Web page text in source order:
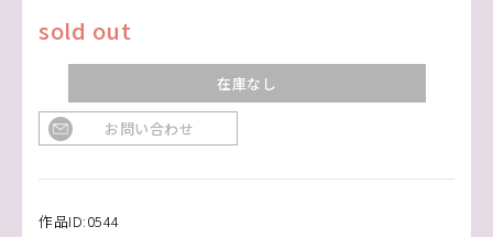
sold out
在庫なし
お問い合わせ
作品ID:0544